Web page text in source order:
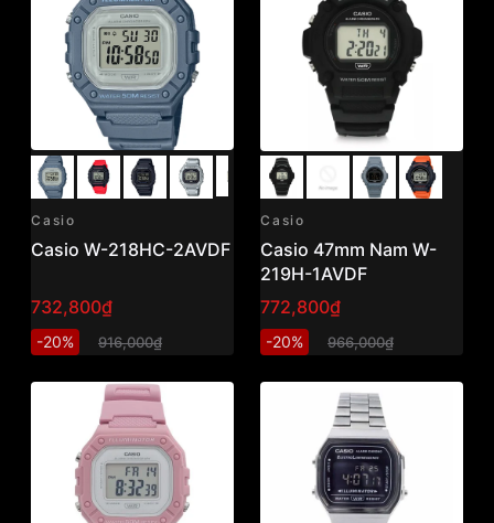
Casio
Casio W-218HC-2AVDF
732,800₫
-20% 916,000₫
Casio
Casio 47mm Nam W-
219H-1AVDF
772,800₫
-20% 966,000₫